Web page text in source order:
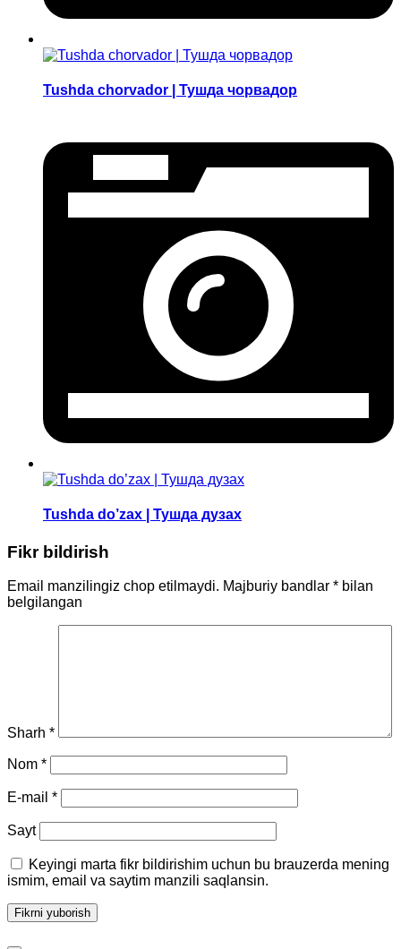
Tushda chorvador | Тушда чорвадор
Tushda do’zax | Тушда дузах
Fikr bildirish
Email manzilingiz chop etilmaydi. Majburiy bandlar * bilan
belgilangan
Sharh *
Nom *
E-mail *
Sayt
Keyingi marta fikr bildirishim uchun bu brauzerda mening
ismim, email va saytim manzili saqlansin.